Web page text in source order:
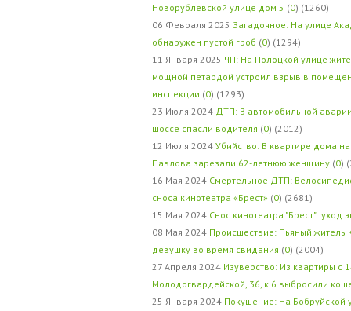
Новорублёвской улице дом 5 (0) (1260)
06 Февраля 2025 Загадочное: На улице
обнаружен пустой гроб (0) (1294)
11 Января 2025 ЧП: На Полоцкой улице
мощной петардой устроил взрыв в
инспекции (0) (1293)
23 Июля 2024 ДТП: В автомобильной
шоссе спасли водителя (0) (2012)
12 Июля 2024 Убийство: В квартире дома
Павлова зарезали 62-летнюю женщину (0)
16 Мая 2024 Смертельное ДТП:
сноса кинотеатра «Брест» (0) (2681)
15 Мая 2024 Снос кинотеатра "Брест": уход
08 Мая 2024 Происшествие: Пьяный житель
девушку во время свидания (0) (2004)
27 Апреля 2024 Изуверство: Из квартиры с
Молодогвардейской, 36, к.6 выбросили
25 Января 2024 Покушение: На Бобруйской